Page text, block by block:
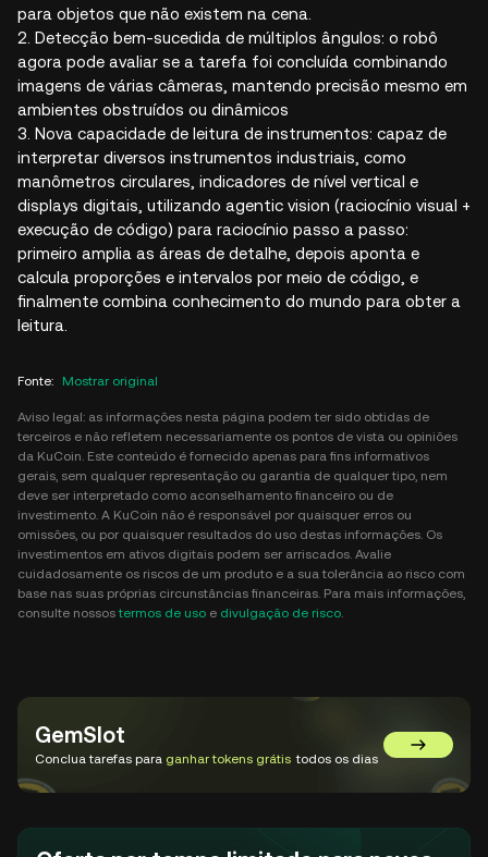
para objetos que não existem na cena.
2. Detecção bem-sucedida de múltiplos ângulos: o robô
agora pode avaliar se a tarefa foi concluída combinando
imagens de várias câmeras, mantendo precisão mesmo em
ambientes obstruídos ou dinâmicos
3. Nova capacidade de leitura de instrumentos: capaz de
interpretar diversos instrumentos industriais, como
manômetros circulares, indicadores de nível vertical e
displays digitais, utilizando agentic vision (raciocínio visual +
execução de código) para raciocínio passo a passo:
primeiro amplia as áreas de detalhe, depois aponta e
calcula proporções e intervalos por meio de código, e
finalmente combina conhecimento do mundo para obter a
leitura.
Fonte: Mostrar original
Aviso legal: as informações nesta página podem ter sido obtidas de
terceiros e não refletem necessariamente os pontos de vista ou opiniões
da KuCoin. Este conteúdo é fornecido apenas para fins informativos
gerais, sem qualquer representação ou garantia de qualquer tipo, nem
deve ser interpretado como aconselhamento financeiro ou de
investimento. A KuCoin não é responsável por quaisquer erros ou
omissões, ou por quaisquer resultados do uso destas informações. Os
investimentos em ativos digitais podem ser arriscados. Avalie
cuidadosamente os riscos de um produto e a sua tolerância ao risco com
base nas suas próprias circunstâncias financeiras. Para mais informações,
consulte nossostermos de uso e divulgação de risco.
GemSlot
Conclua tarefas para ganhar tokens grátis todos os dias Acessar o